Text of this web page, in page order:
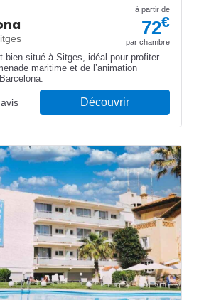
à partir de
72€
par chambre
bien situé à Sitges, idéal pour profiter
maritime et de l’animation
Découvrir